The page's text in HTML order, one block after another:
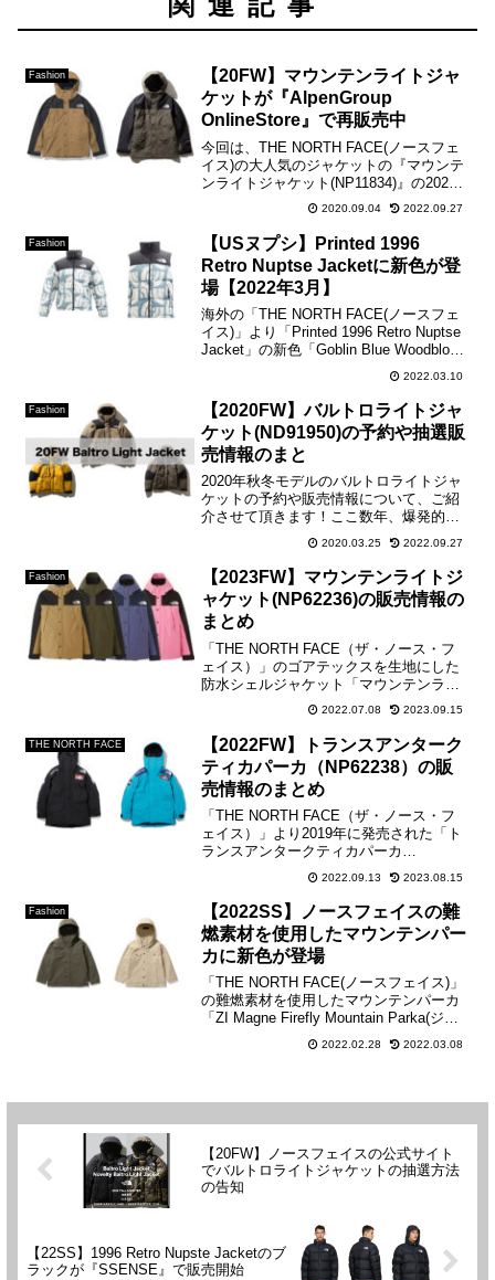
Fashion
【20FW】マウンテンライトジャ
ケットが『AlpenGroup
OnlineStore』で再販売中
今回は、THE NORTH FACE(ノースフェ
イス)の大人気のジャケットの『マウンテ
ンライトジャケット(NP11834)』の2020
年秋冬モデルが『AlpenGroup
OnlineStore』で再販売が開始されました
ので、ご紹介させて頂...
2020.09.04 2022.09.27
Fashion
【USヌプシ】Printed 1996
Retro Nuptse Jacketに新色が登
場【2022年3月】
海外の「THE NORTH FACE(ノースフェ
イス)」より「Printed 1996 Retro Nuptse
Jacket」の新色「Goblin Blue Woodblock
Half Dome Print」が登場。ペイントタッ
2022.03.10
Fashion
【2020FW】バルトロライトジャ
ケット(ND91950)の予約や抽選販
売情報のまと
2020年秋冬モデルのバルトロライトジャ
ケットの予約や販売情報について、ご紹
介させて頂きます！ここ数年、爆発的な
人気を誇るダウンジャケットで、入手す
るのもなかなか困難なアイテムですが、
販売情報などは随時、こちらのブログで
ご紹介させて頂きます...
2020.03.25 2022.09.27
Fashion
【2023FW】マウンテンライトジ
ャケット(NP62236)の販売情報の
まとめ
「THE NORTH FACE（ザ・ノース・フ
ェイス）」のゴアテックスを生地にした
防水シェルジャケット「マウンテンライ
トジャケット(NP62236)」の販売情報を
こちらのブログでまとめさせて頂きま
す。【Mountain Light Jack...
2022.07.08 2023.09.15
THE NORTH FACE
【2022FW】トランスアンターク
ティカパーカ（NP62238）の販
売情報のまとめ
「THE NORTH FACE（ザ・ノース・フ
ェイス）」より2019年に発売された「ト
ランスアンタークティカパーカ
(NP61930R)」が今季より復刻し、インラ
インモデル(NP62238)として発売。また
品番や価格は変更となっています。【T...
2022.09.13 2023.08.15
Fashion
【2022SS】ノースフェイスの難
燃素材を使用したマウンテンパー
カに新色が登場
「THE NORTH FACE(ノースフェイス)」
の難燃素材を使用したマウンテンパーカ
「ZI Magne Firefly Mountain Parka(ジッ
プインマグネ ファイヤーフライ マウンテ
ンパーカ)」に新色「グラベル(GL)」が登
2022.02.28 2022.03.08
【20FW】ノースフェイスの公式サイト
でバルトロライトジャケットの抽選方法
の告知
【22SS】1996 Retro Nupste Jacketのブ
ラックが『SSENSE』で販売開始